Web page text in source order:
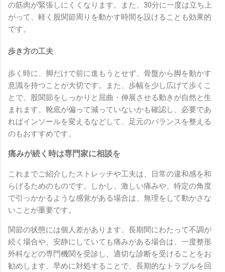
の筋肉が緊張しにくくなります。また、30分に一度は立ち上
がって、軽く股関節周りを動かす時間を設けることも効果的
です。
歩き方の工夫
歩く時に、脚だけで前に進もうとせず、骨盤から脚を動かす
意識を持つことが大切です。また、歩幅を少し広げて歩くこ
とで、股関節をしっかりと屈曲・伸展させる動きが自然と生
まれます。靴底が偏って減っていないかも確認し、必要であ
ればインソールを変えるなどして、足元のバランスを整える
のもおすすめです。
痛みが続く時は専門家に相談を
これまでご紹介したストレッチや工夫は、日常の違和感を和
らげるためのものです。しかし、激しい痛みや、特定の角度
で引っかかるような感覚がある場合は、無理をして動かさな
いことが重要です。
関節の状態には個人差があります。長期間にわたって不調が
続く場合や、安静にしていても痛みがある場合は、一度整形
外科などの専門機関を受診し、適切な診断を受けることをお
勧めします。早めに対処することで、長期的なトラブルを回